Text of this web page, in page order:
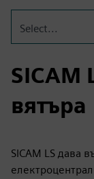
Select...
SICAM
вятъра
SICAM LS дава